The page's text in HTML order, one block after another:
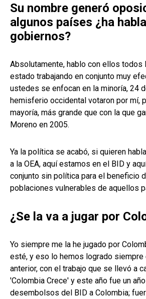
Su nombre generó
algunos países ¿ha
gobiernos?
Absolutamente, hablo con ellos todos
estado trabajando en conjunto muy
ustedes se enfocan en la minoría, 24
hemisferio occidental votaron por mí,
mayoría, más grande que con la que
Moreno en 2005.
Ya la política se acabó, si quieren
a la OEA, aquí estamos en el BID y
conjunto sin política para el beneficio
poblaciones vulnerables de aquellos
¿Se la va a jugar por
Yo siempre me la he jugado por
esté, y eso lo hemos logrado siempre
anterior, con el trabajo que se llevó a
'Colombia Crece' y este año fue un
desembolsos del BID a Colombia;